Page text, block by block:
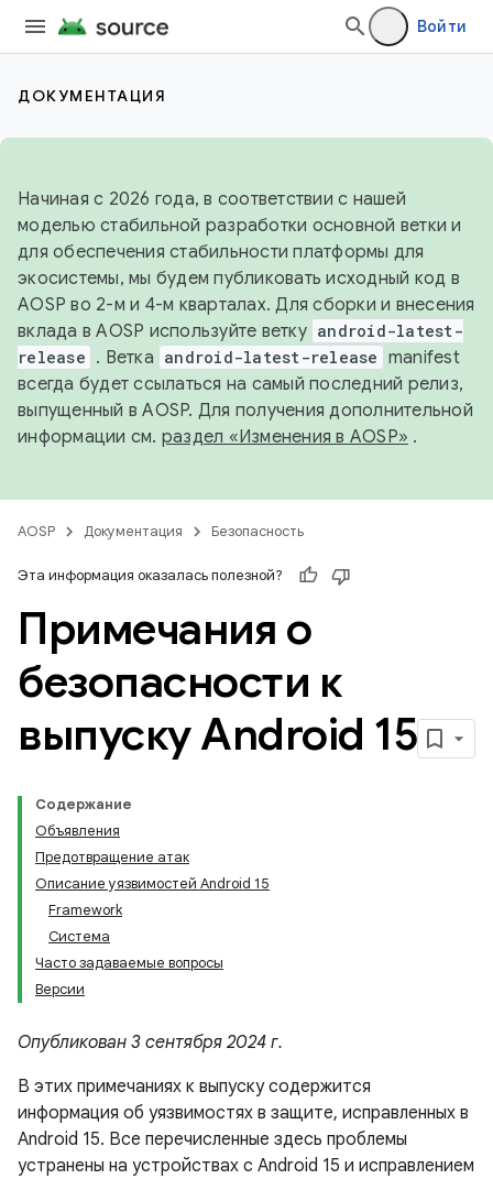
Войти
ДОКУМЕНТАЦИЯ
Начиная с 2026 года, в соответствии с нашей
моделью стабильной разработки основной ветки и
для обеспечения стабильности платформы для
экосистемы, мы будем публиковать исходный код в
AOSP во 2-м и 4-м кварталах. Для сборки и внесения
вклада в AOSP используйте ветку android-latest-
release . Ветка android-latest-release manifest
всегда будет ссылаться на самый последний релиз,
выпущенный в AOSP. Для получения дополнительной
информации см. раздел «Изменения в AOSP» .
AOSP Документация Безопасность
Эта информация оказалась полезной?
Примечания о
безопасности к
выпуску Android 15
Содержание
Объявления
Предотвращение атак
Описание уязвимостей Android 15
Framework
Система
Часто задаваемые вопросы
Версии
Опубликован 3 сентября 2024 г.
В этих примечаниях к выпуску содержится
информация об уязвимостях в защите, исправленных в
Android 15. Все перечисленные здесь проблемы
устранены на устройствах с Android 15 и исправлением